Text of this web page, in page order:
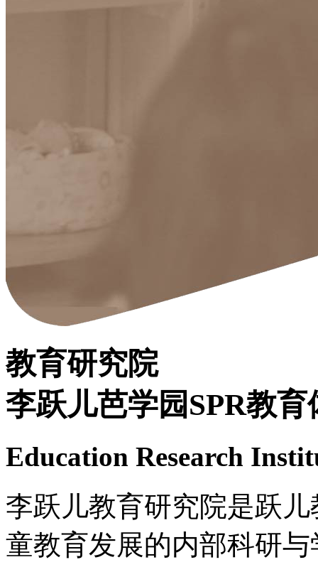
教育研究院
李跃儿芭学园SPR教育
Education Research
李跃儿教育研究院是跃
童教育发展的内部科研